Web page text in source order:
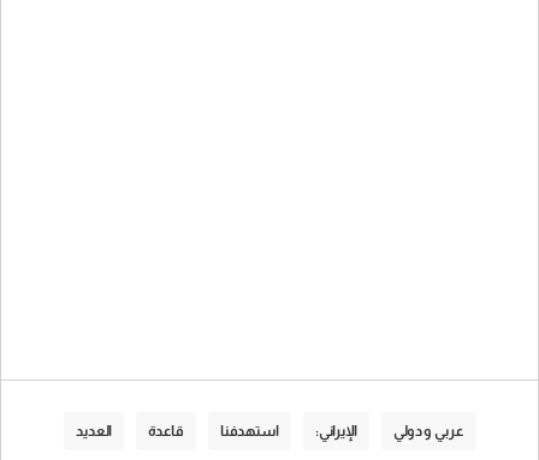
عربي و دولي الإيراني: استهدفنا قاعدة العديد